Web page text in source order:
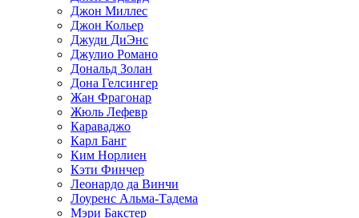
Джон Миллес
Джон Кольер
Джуди ДиЭнс
Джулио Романо
Дональд Золан
Дона Гелсингер
Жан Фрагонар
Жюль Лефевр
Караваджо
Карл Банг
Ким Норлиен
Кэти Финчер
Леонардо да Винчи
Лоуренс Альма-Тадема
Мэри Бакстер